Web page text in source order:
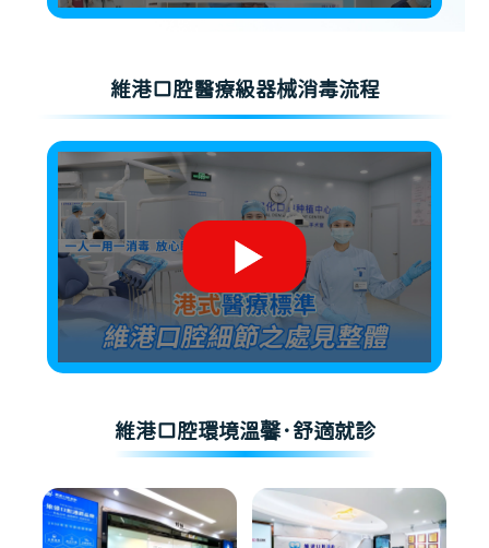
維港口腔醫療級器械消毒流程
維港口腔環境溫馨·舒適就診